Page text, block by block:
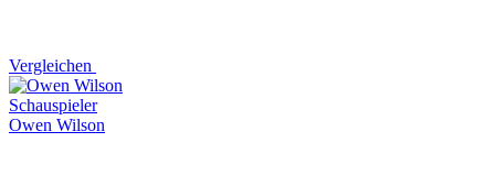
Vergleichen
Schauspieler
Owen Wilson